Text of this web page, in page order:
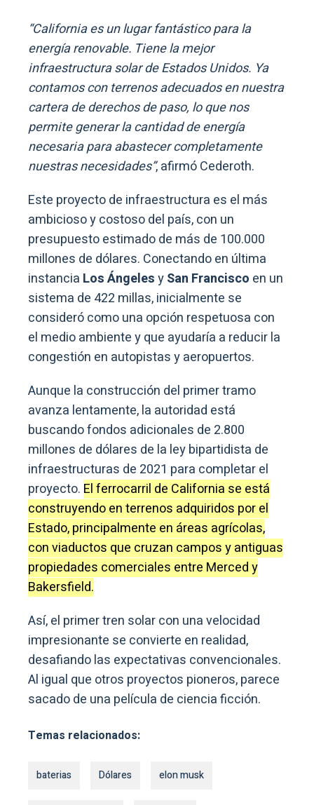
“California es un lugar fantástico para la
energía renovable. Tiene la mejor
infraestructura solar de Estados Unidos. Ya
contamos con terrenos adecuados en nuestra
cartera de derechos de paso, lo que nos
permite generar la cantidad de energía
necesaria para abastecer completamente
nuestras necesidades”, afirmó Cederoth.
Este proyecto de infraestructura es el más
ambicioso y costoso del país, con un
presupuesto estimado de más de 100.000
millones de dólares. Conectando en última
instancia Los ÁngelesySan Francisco en un
sistema de 422 millas, inicialmente se
consideró como una opción respetuosa con
el medio ambiente y que ayudaría a reducir la
congestión en autopistas y aeropuertos.
Aunque la construcción del primer tramo
avanza lentamente, la autoridad está
buscando fondos adicionales de 2.800
millones de dólares de la ley bipartidista de
infraestructuras de 2021 para completar el
proyecto. El ferrocarril de California se está
construyendo en terrenos adquiridos por el
Estado, principalmente en áreas agrícolas,
con viaductos que cruzan campos y antiguas
propiedades comerciales entre Merced y
Bakersfield.
Así, el primer tren solar con una velocidad
impresionante se convierte en realidad,
desafiando las expectativas convencionales.
Al igual que otros proyectos pioneros, parece
sacado de una película de ciencia ficción.
Temas relacionados:
baterias Dólares elon musk